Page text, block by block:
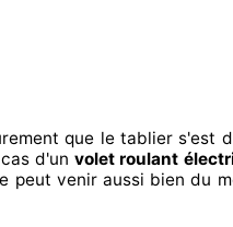
que le tablier s'est
d'un volet roulant
peut venir aussi bien du